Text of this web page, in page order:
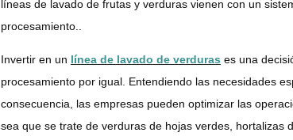
líneas de lavado de frutas y verduras vienen con un
procesamiento..
Invertir en un línea de lavado de verduras es una
procesamiento por igual. Entendiendo las necesidades
consecuencia, las empresas pueden optimizar las
sea que se trate de verduras de hojas verdes,